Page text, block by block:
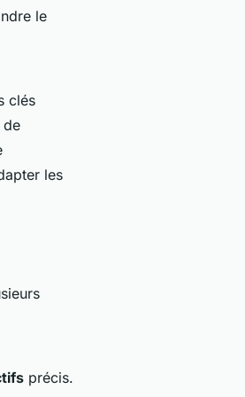
le
clés
de
les
précis.